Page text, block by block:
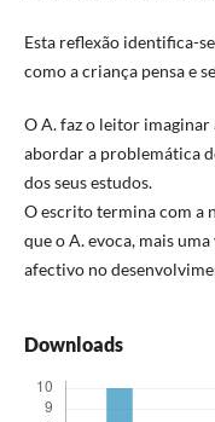
Esta reflexão identifica-
como a criança pensa e
O A. faz o leitor
abordar a problemática
dos seus estudos.
O escrito termina com a
que o A. evoca, mais
afectivo no
Downloads